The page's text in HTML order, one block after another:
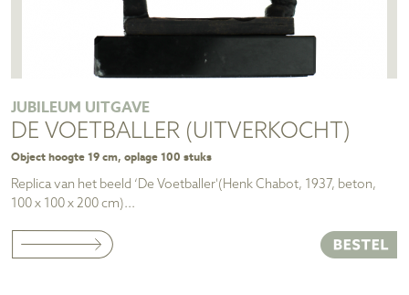
JUBILEUM UITGAVE
DE VOETBALLER (UITVERKOCHT)
Object hoogte 19 cm, oplage 100 stuks
Replica van het beeld ‘De Voetballer'(Henk Chabot, 1937, beton,
100 x 100 x 200 cm)...